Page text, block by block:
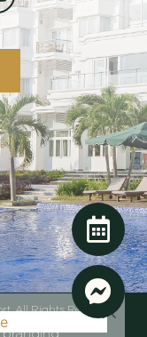
All Rights Reserved
branding